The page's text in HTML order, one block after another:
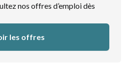
nos offres d’emploi dès
les offres